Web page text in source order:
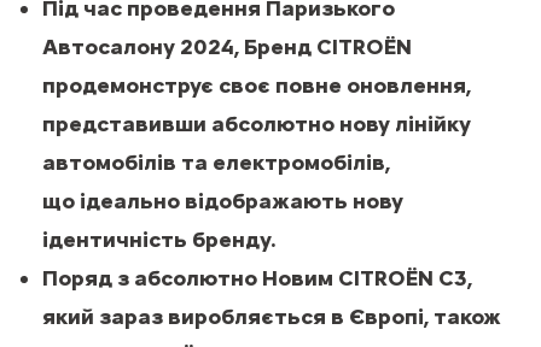
Під час проведення Паризького
Автосалону 2024, Бренд CITROЁN
продемонструє своє повне оновлення,
представивши абсолютно нову лінійку
автомобілів та електромобілів,
що ідеально відображають нову
ідентичність бренду.
Поряд з абсолютно Новим CITROЁN C3,
який зараз виробляється в Європі, також